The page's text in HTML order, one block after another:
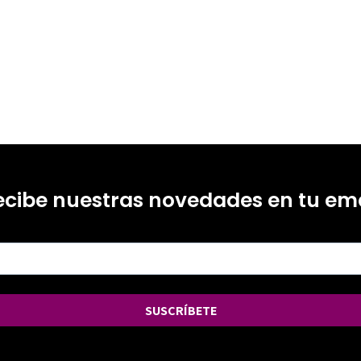
nuestras novedades en tu
SUSCRÍBETE